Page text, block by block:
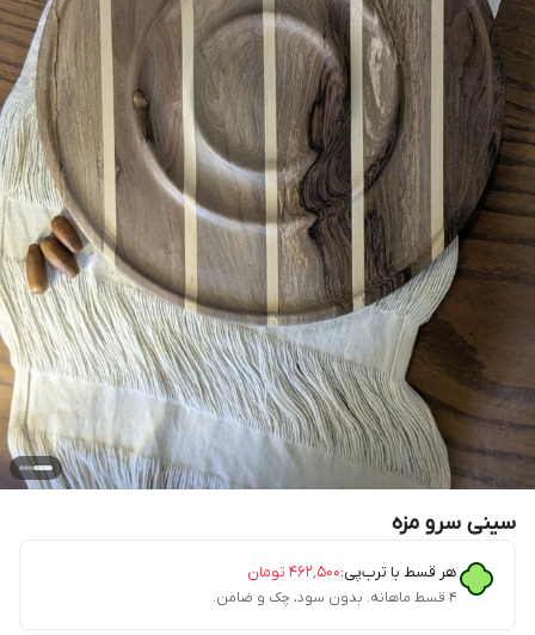
سینی سرو مزه
هر قسط با ترب‌پی:۴۶۲٬۵۰۰ تومان
۴ قسط ماهانه. بدون سود، چک و ضامن.